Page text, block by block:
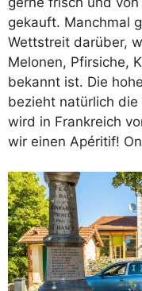
gekauft. Manchmal
Wettstreit darüber,
Melonen, Pfirsiche,
bekannt ist. Die
bezieht natürlich
wird in Frankreich
wir einen Apéritif!